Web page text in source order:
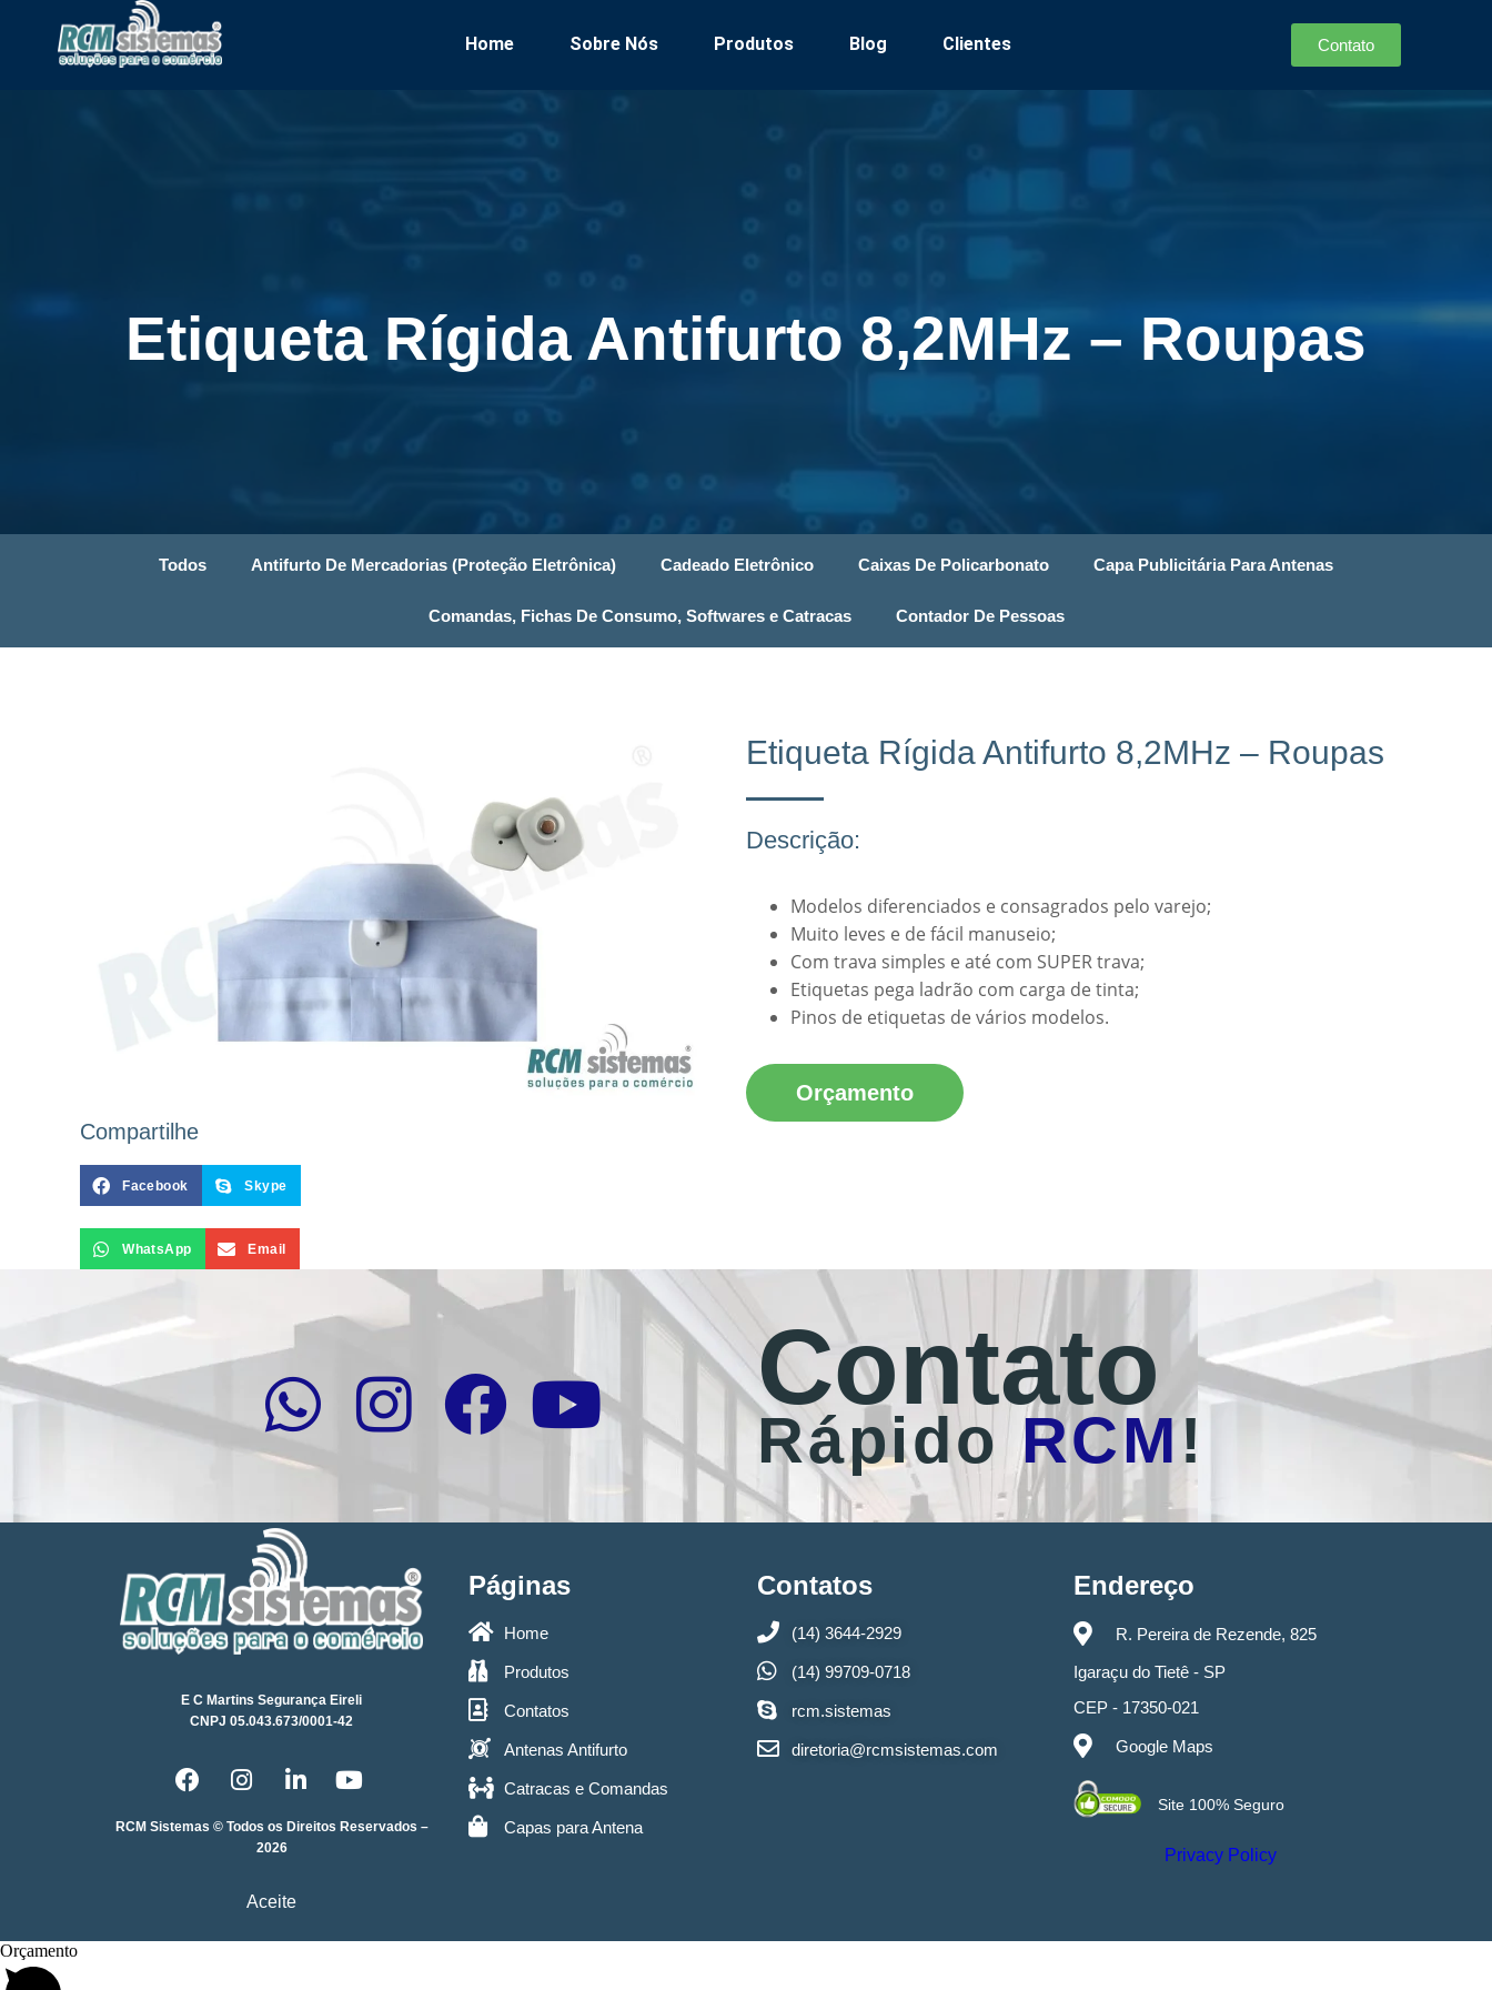
Home Sobre Nós Produtos Blog Clientes Contato
Etiqueta Rígida Antifurto 8,2MHz – Roupas
Todos Antifurto De Mercadorias (Proteção Eletrônica) Cadeado Eletrônico Caixas De Policarbonato Capa Publicitária Para Antenas
Comandas, Fichas De Consumo, Softwares e Catracas Contador De Pessoas
Compartilhe
Facebook Skype
WhatsApp Email
Etiqueta Rígida Antifurto 8,2MHz – Roupas
Descrição:
Modelos diferenciados e consagrados pelo varejo;
Muito leves e de fácil manuseio;
Com trava simples e até com SUPER trava;
Etiquetas pega ladrão com carga de tinta;
Pinos de etiquetas de vários modelos.
Orçamento
Contato
RápidoRCM!
E C Martins Segurança Eireli
CNPJ 05.043.673/0001-42
RCM Sistemas © Todos os Direitos Reservados –
2026
Aceite
Páginas
Home
Produtos
Contatos
Antenas Antifurto
Catracas e Comandas
Capas para Antena
Contatos
(14) 3644-2929
(14) 99709-0718
rcm.sistemas
diretoria@rcmsistemas.com
Endereço
R. Pereira de Rezende, 825
Igaraçu do Tietê - SP
CEP - 17350-021
Google Maps
Site 100% Seguro
Privacy Policy
Orçamento